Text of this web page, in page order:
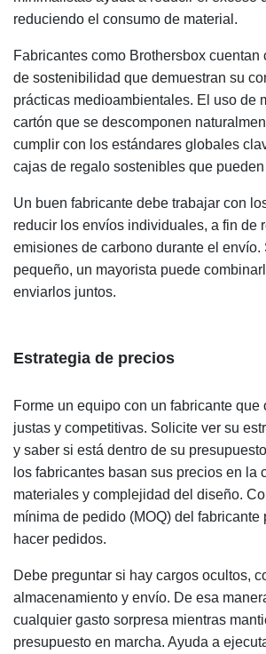
reduciendo el consumo de material.
Fabricantes como Brothersbox cuentan
de sostenibilidad que demuestran su
prácticas medioambientales. El uso de
cartón que se descomponen
cumplir con los estándares globales
cajas de regalo sostenibles que
Un buen fabricante debe trabajar con
reducir los envíos individuales, a fin de
emisiones de carbono durante el envío.
pequeño, un mayorista puede
enviarlos juntos.
Estrategia de precios
Forme un equipo con un fabricante que
justas y competitivas. Solicite ver su
y saber si está dentro de su
los fabricantes basan sus precios en la
materiales y complejidad del diseño.
mínima de pedido (MOQ) del fabricante
hacer pedidos.
Debe preguntar si hay cargos ocultos,
almacenamiento y envío. De esa
cualquier gasto sorpresa mientras
presupuesto en marcha. Ayuda a